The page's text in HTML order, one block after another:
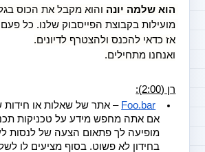
הוא שלמה יונה
אז כדאי להכנס ולהצטרף לדיונים.
ואנחנו מתחילים.
רן (2:00):
Foo.bar